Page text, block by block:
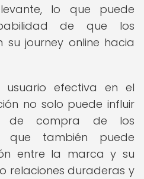
lo que puede
de que los
su journey online hacia
usuario efectiva en el
no solo puede influir
de compra de los
que también puede
entre la marca y su
relaciones duraderas y